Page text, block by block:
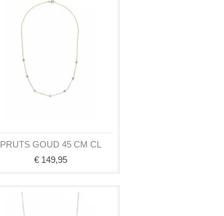
PRUTS GOUD 45 CM CL
€ 149,95